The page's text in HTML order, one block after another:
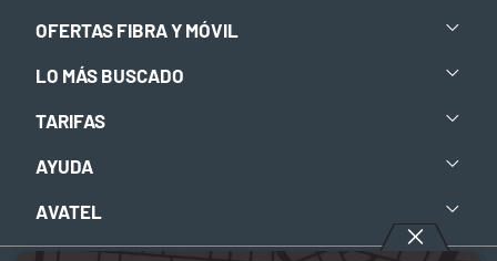
OFERTAS FIBRA Y MÓVIL
LO MÁS BUSCADO
TARIFAS
AYUDA
AVATEL